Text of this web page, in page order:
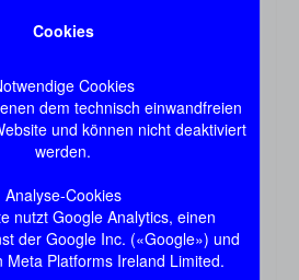
Cookies
Cookies
dem technisch einwandfreien
und können nicht deaktiviert
werden.
Analyse-Cookies
nutzt Google Analytics, einen
der Google Inc. («Google») und
Meta Platforms Ireland Limited.